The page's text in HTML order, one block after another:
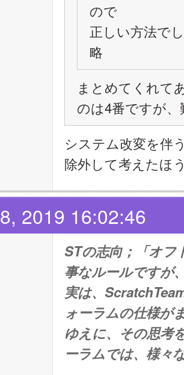
ので
正しい方法で
略
まとめてくれて
のは4番ですが
システム改変を伴
除外して考えたほ
2019 16:02:46
STの志向；「オフ
事なルールですが
実は、
ォーラムの仕様が
ゆえに、その思考
ーラムでは、様々